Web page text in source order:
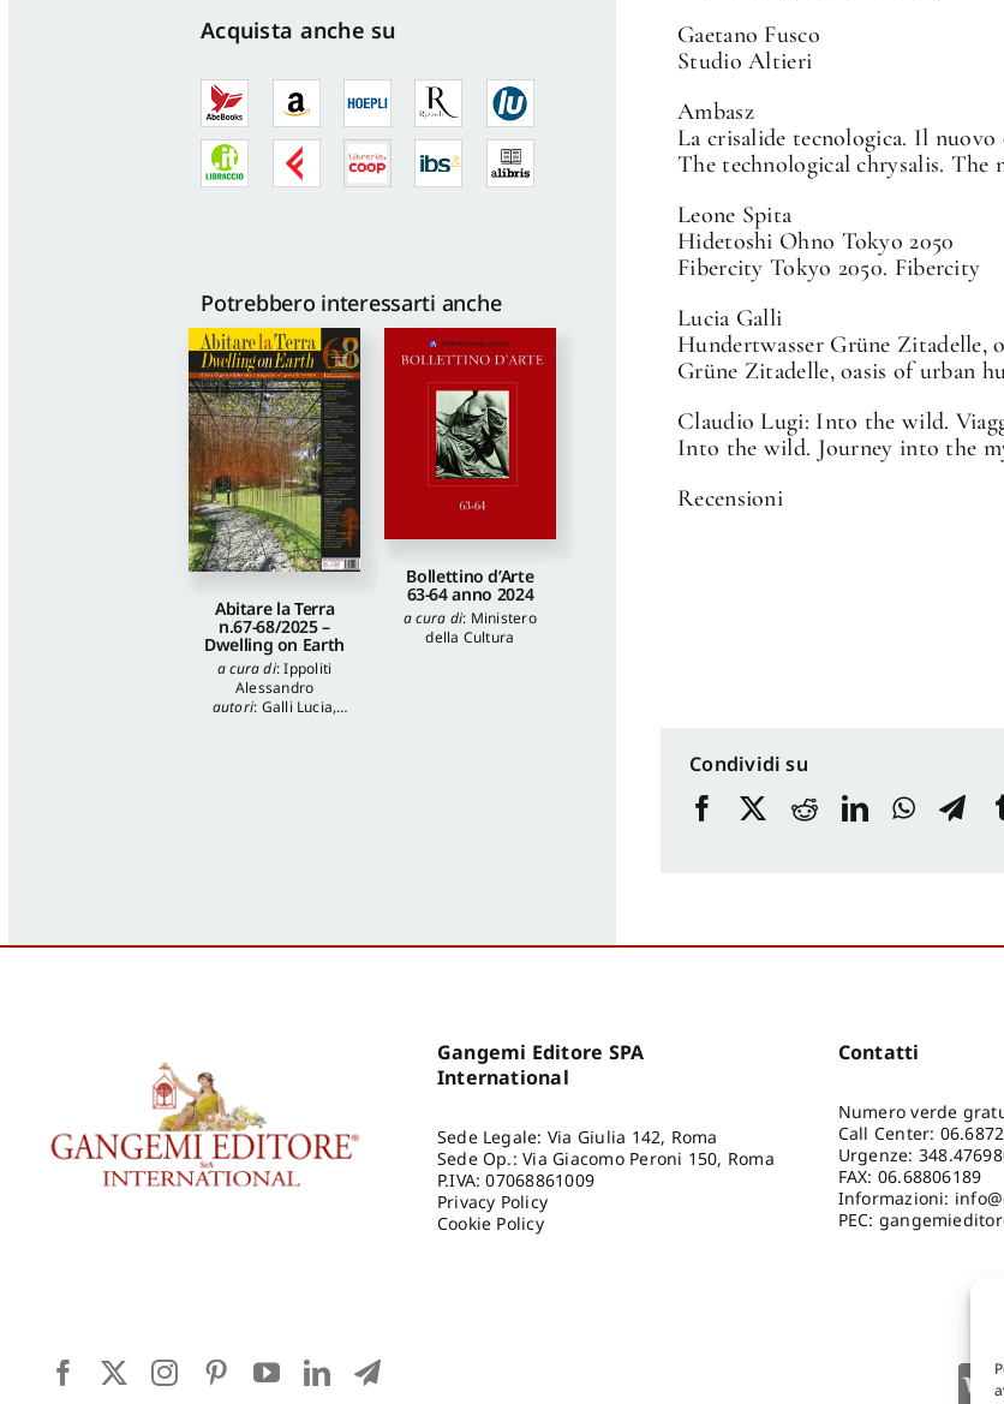
on
quantità
Acquista anche su
Potrebbero interessarti anche
Abitare la Terra
n.67-68/2025 –
Dwelling on Earth
a cura di:Ippoliti
Alessandro
autori: Galli Lucia,
Bollettino d’Arte
63-64 anno 2024
a cura di: Ministero
della Cultura
Gaetano Fusco
Studio Altieri
Ambasz
La crisalide tecnologica. Il nuovo
The technological chrysalis. The
Leone Spita
Hidetoshi Ohno Tokyo 2050
Fibercity Tokyo 2050. Fibercity
Lucia Galli
Hundertwasser Grüne Zitadelle,
Grüne Zitadelle, oasis of urban
Claudio Lugi: Into the wild.
Into the wild. Journey into the
Recensioni
Condividi su
Gangemi Editore SPA
International
Sede Legale: Via Giulia 142, Roma
Sede Op.: Via Giacomo Peroni 150, Roma
P.IVA: 07068861009
Privacy Policy
Cookie Policy
Contatti
Numero verde
Call Center:
Urgenze:
FAX: 06.68806189
Informazioni:
PEC: